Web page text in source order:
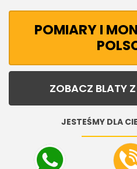
POMIARY I
ZOBACZ BLATY
JESTEŚMY DLA